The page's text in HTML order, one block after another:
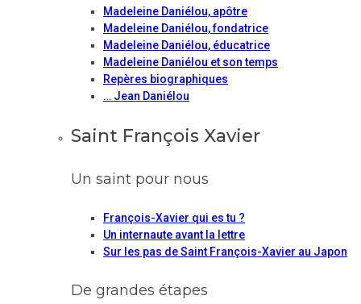
Madeleine Daniélou, apôtre
Madeleine Daniélou, fondatrice
Madeleine Daniélou, éducatrice
Madeleine Daniélou et son temps
Repères biographiques
… Jean Daniélou
Saint François Xavier
Un saint pour nous
François-Xavier qui es tu ?
Un internaute avant la lettre
Sur les pas de Saint François-Xavier au Japon
De grandes étapes